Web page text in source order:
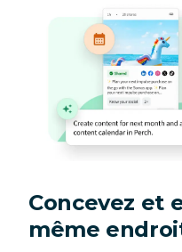
Concevez et
même